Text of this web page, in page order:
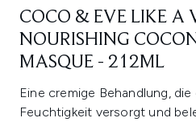
COCO & EVE LIKE A
NOURISHING
MASQUE - 212ML
Eine cremige Behandlung,
Feuchtigkeit versorgt und